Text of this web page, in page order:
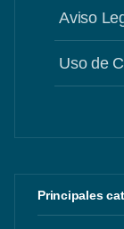
Aviso
Uso de
Principales